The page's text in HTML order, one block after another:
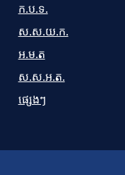
ក.ប.ទ.
ស.ស.យ.ក.
អ.ម.ត
ស.ស.អ.ត.
ផ្សេងៗ